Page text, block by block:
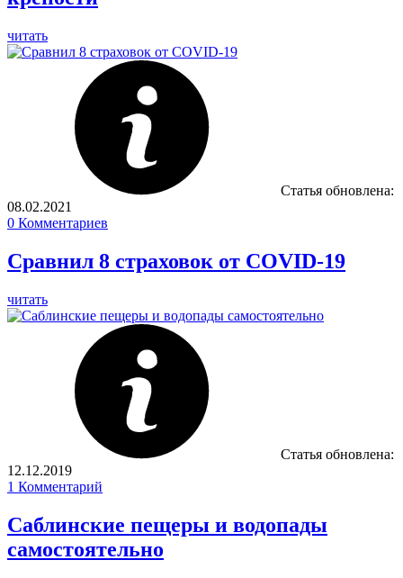
читать
Статья обновлена:
08.02.2021
0 Комментариев
Сравнил 8 страховок от COVID-19
читать
Статья обновлена:
12.12.2019
1 Комментарий
Саблинские пещеры и водопады
самостоятельно